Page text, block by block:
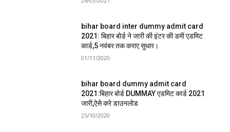
bihar board inter dummy admit card
2021: बिहार बोर्ड ने जारी की इंटर की डमी एडमिट
कार्ड,5 नवंबर तक कराए सुधार।
01/11/2020
bihar board dummy admit card
2021:बिहार बोर्ड DUMMAY एडमिट कार्ड 2021
जारी,ऐसे करे डाउनलोड
25/10/2020